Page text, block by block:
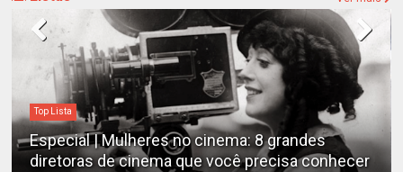
Top Lista
Especial | Mulheres no cinema: 8 grandes
diretoras de cinema que você precisa conhecer